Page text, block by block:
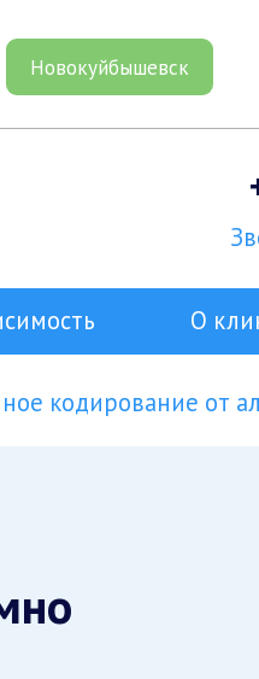
Новокуйбышевск
О
кодирование от